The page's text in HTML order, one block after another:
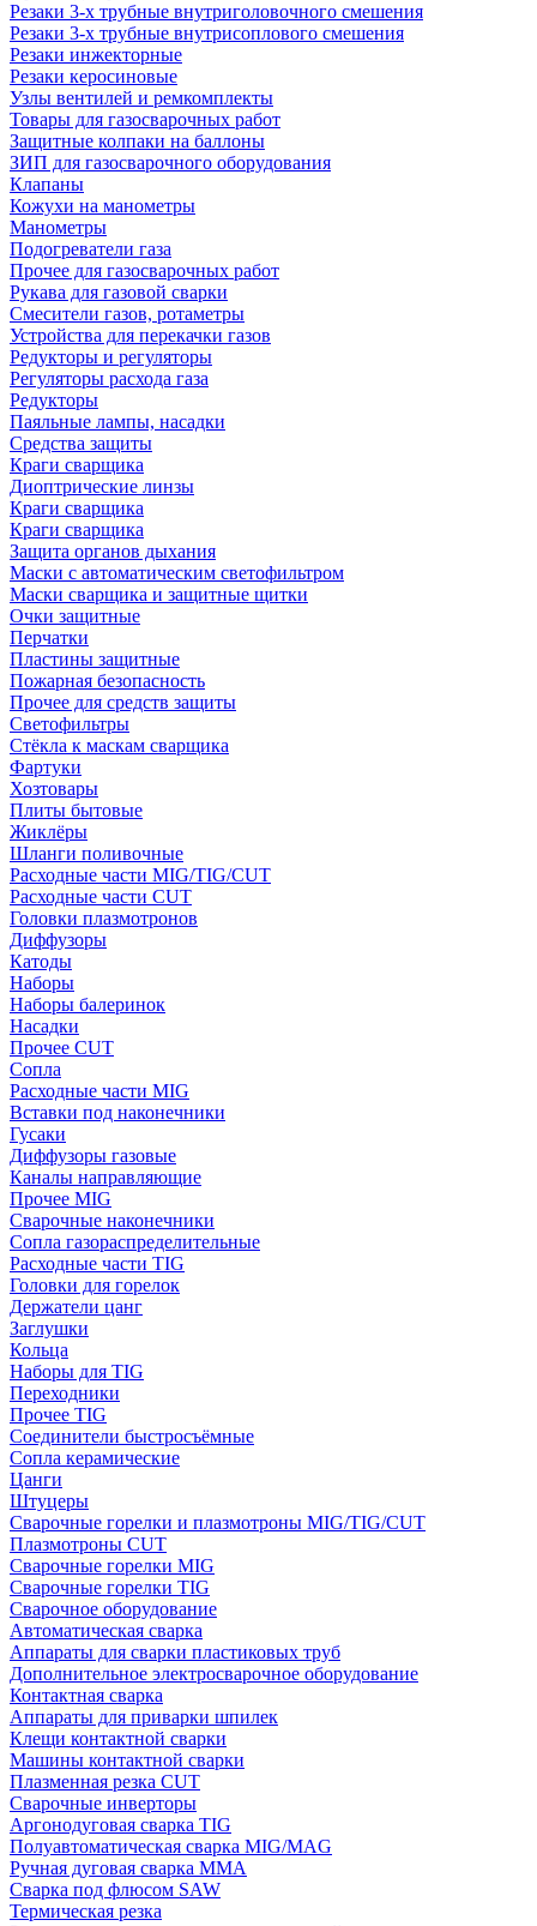
Резаки 3-х трубные внутриголовочного смешения
Резаки 3-х трубные внутрисоплового смешения
Резаки инжекторные
Резаки керосиновые
Узлы вентилей и ремкомплекты
Товары для газосварочных работ
Защитные колпаки на баллоны
ЗИП для газосварочного оборудования
Клапаны
Кожухи на манометры
Манометры
Подогреватели газа
Прочее для газосварочных работ
Рукава для газовой сварки
Смесители газов, ротаметры
Устройства для перекачки газов
Редукторы и регуляторы
Регуляторы расхода газа
Редукторы
Паяльные лампы, насадки
Средства защиты
Краги сварщика
Диоптрические линзы
Краги сварщика
Краги сварщика
Защита органов дыхания
Маски с автоматическим светофильтром
Маски сварщика и защитные щитки
Очки защитные
Перчатки
Пластины защитные
Пожарная безопасность
Прочее для средств защиты
Светофильтры
Стёкла к маскам сварщика
Фартуки
Хозтовары
Плиты бытовые
Жиклёры
Шланги поливочные
Расходные части MIG/TIG/CUT
Расходные части CUT
Головки плазмотронов
Диффузоры
Катоды
Наборы
Наборы балеринок
Насадки
Прочее CUT
Сопла
Расходные части MIG
Вставки под наконечники
Гусаки
Диффузоры газовые
Каналы направляющие
Прочее MIG
Сварочные наконечники
Сопла газораспределительные
Расходные части TIG
Головки для горелок
Держатели цанг
Заглушки
Кольца
Наборы для TIG
Переходники
Прочее TIG
Соединители быстросъёмные
Сопла керамические
Цанги
Штуцеры
Сварочные горелки и плазмотроны MIG/TIG/CUT
Плазмотроны CUT
Сварочные горелки MIG
Сварочные горелки TIG
Сварочное оборудование
Автоматическая сварка
Аппараты для сварки пластиковых труб
Дополнительное электросварочное оборудование
Контактная сварка
Аппараты для приварки шпилек
Клещи контактной сварки
Машины контактной сварки
Плазменная резка CUT
Сварочные инверторы
Аргонодуговая сварка TIG
Полуавтоматическая сварка MIG/MAG
Ручная дуговая сварка MMA
Сварка под флюсом SAW
Термическая резка